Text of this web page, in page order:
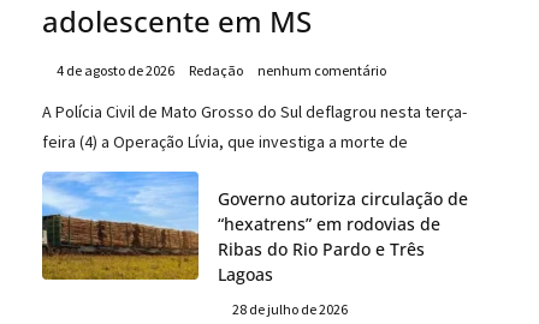
adolescente em MS
4 de agosto de 2026 Redação nenhum comentário
A Polícia Civil de Mato Grosso do Sul deflagrou nesta terça-
feira (4) a Operação Lívia, que investiga a morte de
Governo autoriza circulação de
“hexatrens” em rodovias de
Ribas do Rio Pardo e Três
Lagoas
28 de julho de 2026